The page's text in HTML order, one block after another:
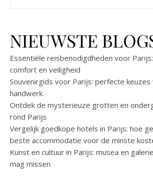
NIEUWSTE
Essentiële reisbenodigdheden voor
comfort en veiligheid
Souvenirgids voor Parijs: perfecte
handwerk
Ontdek de mysterieuze grotten en
rond Parijs
Vergelijk goedkope hotels in Parijs: hoe
beste accommodatie voor de minste
Kunst en cultuur in Parijs: musea en
mag missen